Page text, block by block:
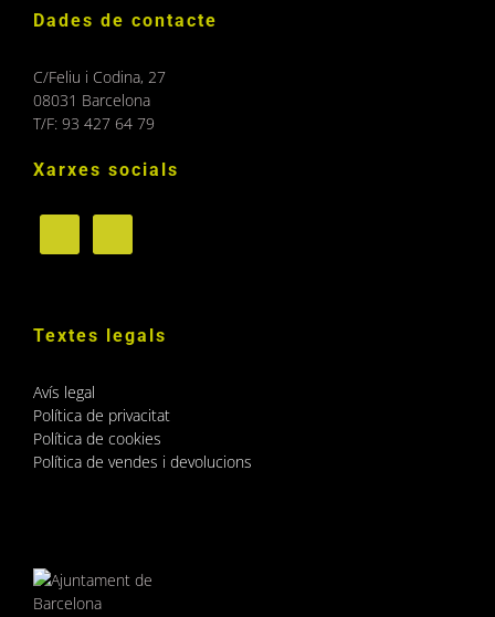
Dades de contacte
C/Feliu i Codina, 27
08031 Barcelona
T/F: 93 427 64 79
Xarxes socials
Textes legals
Avís legal
Política de privacitat
Política de cookies
Política de vendes i devolucions